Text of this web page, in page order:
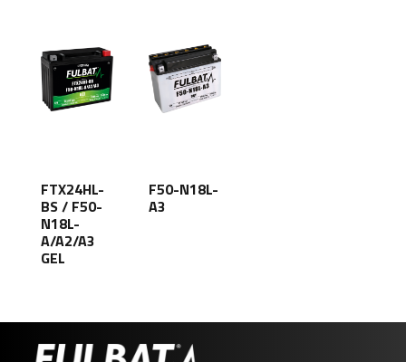
FTX24HL-
BS / F50-
N18L-
A/A2/A3
GEL
F50-N18L-
A3